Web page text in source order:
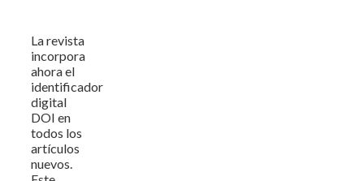
La revista
incorpora
ahora el
identificador
digital
DOI en
todos los
artículos
nuevos.